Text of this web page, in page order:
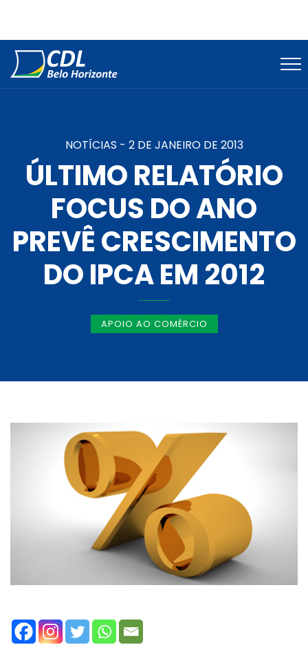
NOTÍCIAS - 2 DE JANEIRO DE 2013
ÚLTIMO RELATÓRIO
FOCUS DO ANO
PREVÊ CRESCIMENTO
DO IPCA EM 2012
APOIO AO COMÉRCIO